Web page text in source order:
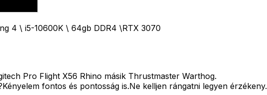
4 \ i5-10600K \ 64gb DDR4 \RTX 3070
Pro Flight X56 Rhino másik Thrustmaster Warthog.
fontos és pontosság is.Ne kelljen rángatni legyen érzékeny.